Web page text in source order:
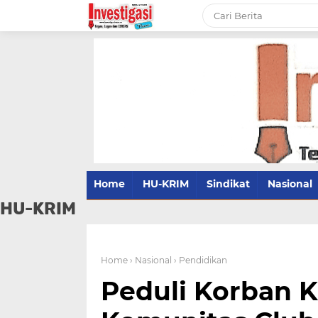
Home HU-KRIM Sindikat Nasional
HU-KRIM
Home › Nasional › Pendidikan
Peduli Korban